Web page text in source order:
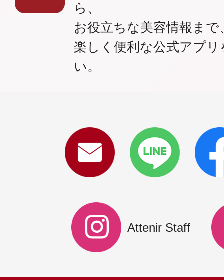
ら、
お役立ちな美容情報まで
楽しく便利な公式アプ
い。
Attenir Staff